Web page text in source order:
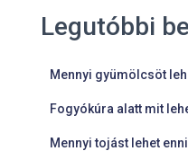
Legutóbbi
Mennyi gyümölcsöt
Fogyókúra alatt mit
Mennyi tojást lehet